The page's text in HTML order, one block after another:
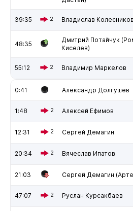
39:35 2 Владислав Колесников
48:35
Дмитрий Потайчук
Киселев)
55:12 2 Владимир Маркелов
0:41 Александр Долгушев
1:48 2 Алексей Ефимов
12:31 2 Сергей Демагин
20:34 2 Вячеслав Ипатов
21:03 Сергей Демагин
47:07 2 Руслан Курсакбаев